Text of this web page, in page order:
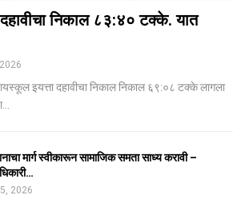
दहावीचा निकाल ८३:४० टक्के. यात
इयत्ता दहावीचा निकाल निकाल ६९:०८ टक्के लागला
मार्ग स्वीकारून सामाजिक समता साध्य करावी –
2026